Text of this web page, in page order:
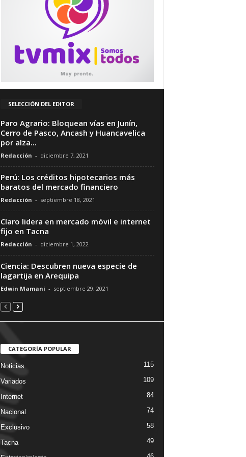
SELECCIÓN DEL EDITOR
Paro Agrario: Bloquean vías en Junín,
Cerro de Pasco, Ancash y Huancavelica
por alza...
Redacción - diciembre 7, 2021
Perú: Los créditos hipotecarios más
baratos del mercado financiero
Redacción - septiembre 18, 2021
Claro lidera en mercado móvil e internet
fijo en Tacna
Redacción - diciembre 1, 2022
Ciencia: Descubren nueva especie de
lagartija en Arequipa
Edwin Mamani - septiembre 29, 2021
CATEGORÍA POPULAR
Noticias 115
Variados 109
Internet 84
Nacional 74
Exclusivo 58
Tacna 49